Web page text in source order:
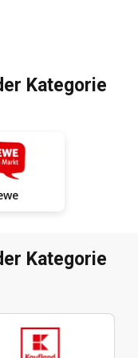
Kategorie
Kategorie